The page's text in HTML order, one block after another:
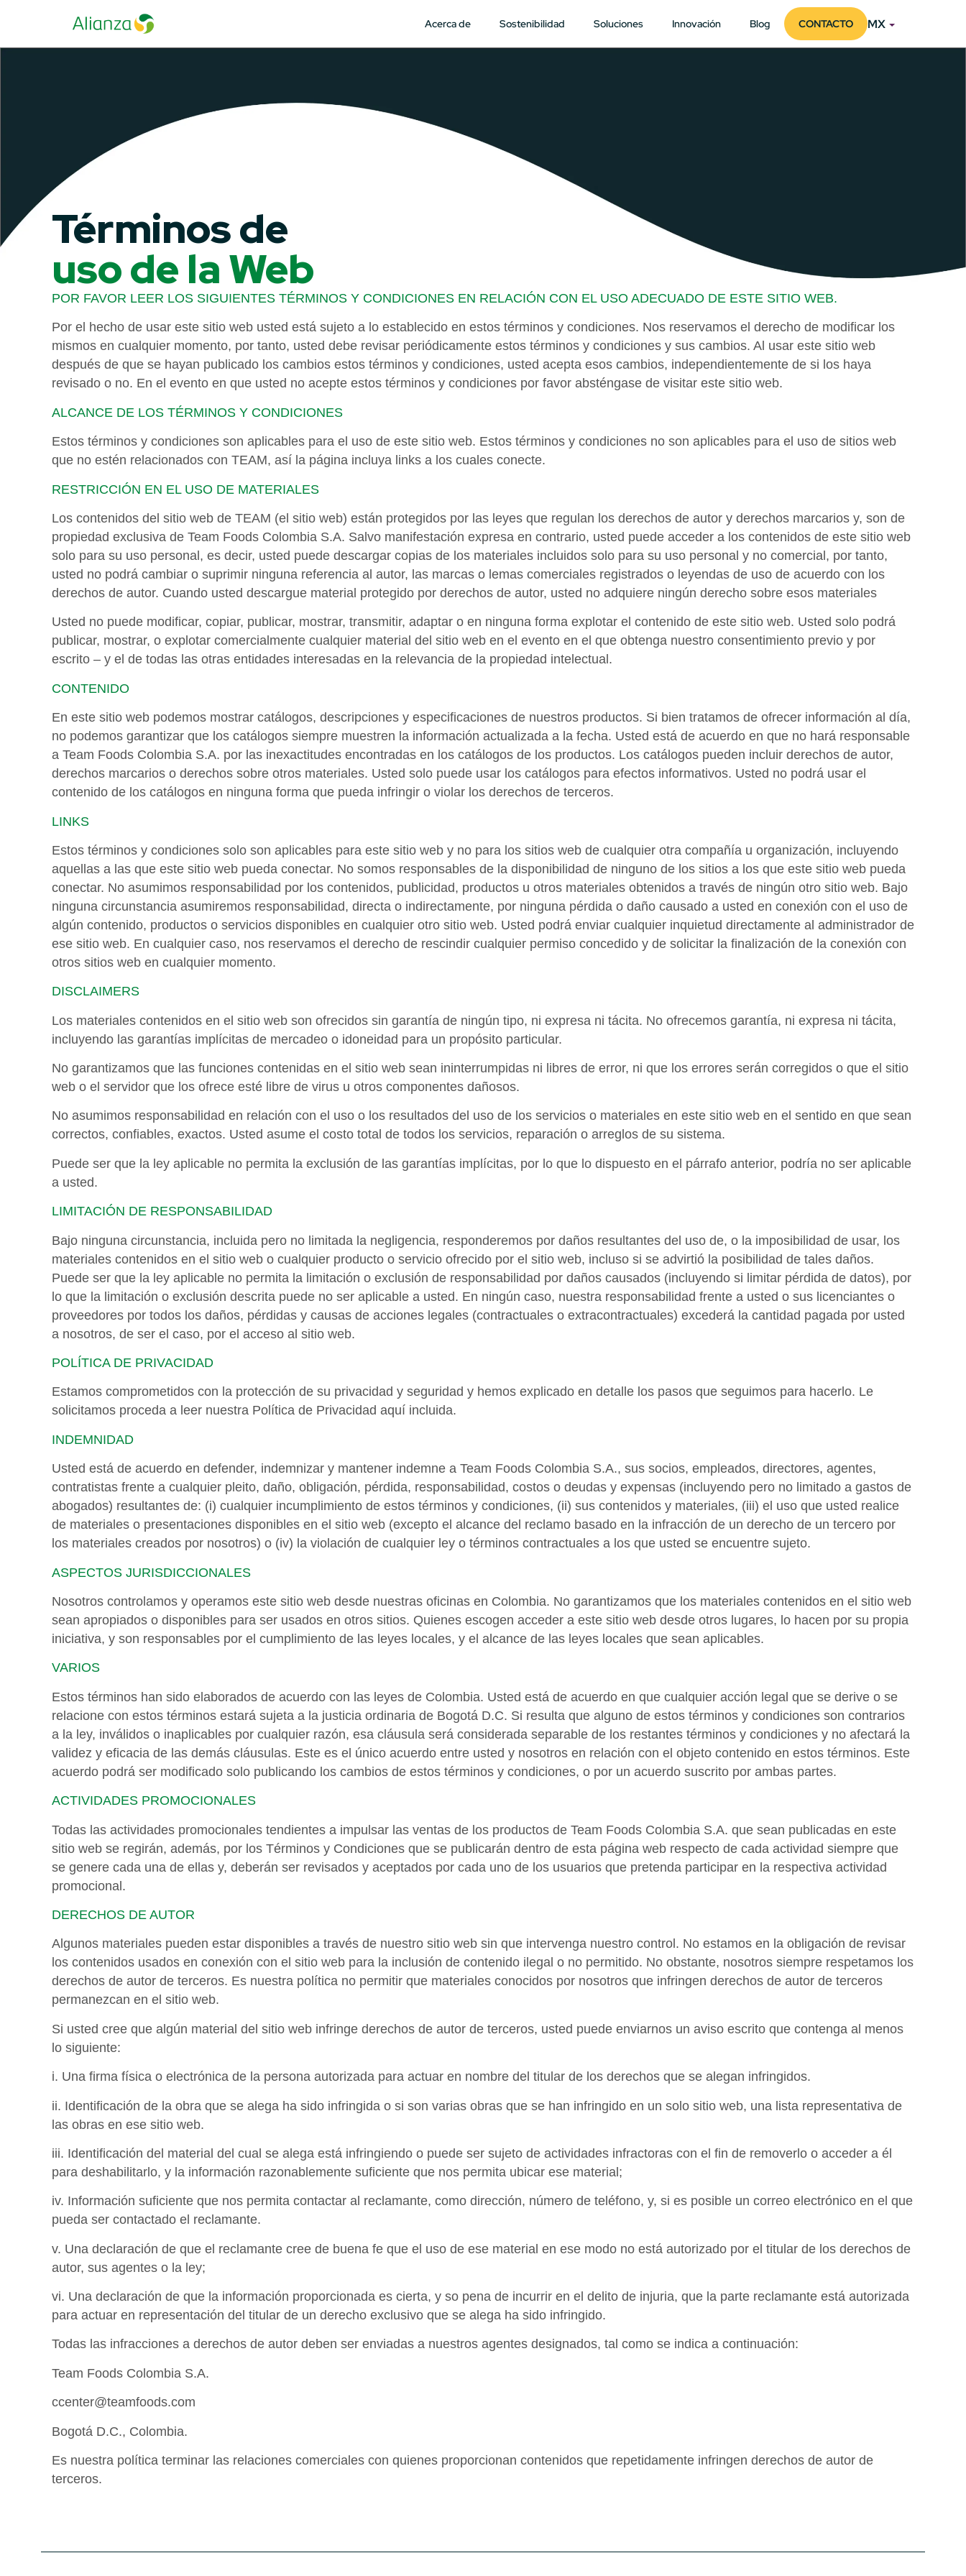
Acerca de Sostenibilidad Soluciones Innovación Blog CONTACTO MX
Términos de
uso de la Web
POR FAVOR LEER LOS SIGUIENTES TÉRMINOS Y CONDICIONES EN RELACIÓN CON EL USO ADECUADO DE ESTE SITIO WEB.
Por el hecho de usar este sitio web usted está sujeto a lo establecido en estos términos y condiciones. Nos reservamos el derecho de modificar los
mismos en cualquier momento, por tanto, usted debe revisar periódicamente estos términos y condiciones y sus cambios. Al usar este sitio web
después de que se hayan publicado los cambios estos términos y condiciones, usted acepta esos cambios, independientemente de si los haya
revisado o no. En el evento en que usted no acepte estos términos y condiciones por favor absténgase de visitar este sitio web.
ALCANCE DE LOS TÉRMINOS Y CONDICIONES
Estos términos y condiciones son aplicables para el uso de este sitio web. Estos términos y condiciones no son aplicables para el uso de sitios web
que no estén relacionados con TEAM, así la página incluya links a los cuales conecte.
RESTRICCIÓN EN EL USO DE MATERIALES
Los contenidos del sitio web de TEAM (el sitio web) están protegidos por las leyes que regulan los derechos de autor y derechos marcarios y, son de
propiedad exclusiva de Team Foods Colombia S.A. Salvo manifestación expresa en contrario, usted puede acceder a los contenidos de este sitio web
solo para su uso personal, es decir, usted puede descargar copias de los materiales incluidos solo para su uso personal y no comercial, por tanto,
usted no podrá cambiar o suprimir ninguna referencia al autor, las marcas o lemas comerciales registrados o leyendas de uso de acuerdo con los
derechos de autor. Cuando usted descargue material protegido por derechos de autor, usted no adquiere ningún derecho sobre esos materiales
Usted no puede modificar, copiar, publicar, mostrar, transmitir, adaptar o en ninguna forma explotar el contenido de este sitio web. Usted solo podrá
publicar, mostrar, o explotar comercialmente cualquier material del sitio web en el evento en el que obtenga nuestro consentimiento previo y por
escrito – y el de todas las otras entidades interesadas en la relevancia de la propiedad intelectual.
CONTENIDO
En este sitio web podemos mostrar catálogos, descripciones y especificaciones de nuestros productos. Si bien tratamos de ofrecer información al día,
no podemos garantizar que los catálogos siempre muestren la información actualizada a la fecha. Usted está de acuerdo en que no hará responsable
a Team Foods Colombia S.A. por las inexactitudes encontradas en los catálogos de los productos. Los catálogos pueden incluir derechos de autor,
derechos marcarios o derechos sobre otros materiales. Usted solo puede usar los catálogos para efectos informativos. Usted no podrá usar el
contenido de los catálogos en ninguna forma que pueda infringir o violar los derechos de terceros.
LINKS
Estos términos y condiciones solo son aplicables para este sitio web y no para los sitios web de cualquier otra compañía u organización, incluyendo
aquellas a las que este sitio web pueda conectar. No somos responsables de la disponibilidad de ninguno de los sitios a los que este sitio web pueda
conectar. No asumimos responsabilidad por los contenidos, publicidad, productos u otros materiales obtenidos a través de ningún otro sitio web. Bajo
ninguna circunstancia asumiremos responsabilidad, directa o indirectamente, por ninguna pérdida o daño causado a usted en conexión con el uso de
algún contenido, productos o servicios disponibles en cualquier otro sitio web. Usted podrá enviar cualquier inquietud directamente al administrador de
ese sitio web. En cualquier caso, nos reservamos el derecho de rescindir cualquier permiso concedido y de solicitar la finalización de la conexión con
otros sitios web en cualquier momento.
DISCLAIMERS
Los materiales contenidos en el sitio web son ofrecidos sin garantía de ningún tipo, ni expresa ni tácita. No ofrecemos garantía, ni expresa ni tácita,
incluyendo las garantías implícitas de mercadeo o idoneidad para un propósito particular.
No garantizamos que las funciones contenidas en el sitio web sean ininterrumpidas ni libres de error, ni que los errores serán corregidos o que el sitio
web o el servidor que los ofrece esté libre de virus u otros componentes dañosos.
No asumimos responsabilidad en relación con el uso o los resultados del uso de los servicios o materiales en este sitio web en el sentido en que sean
correctos, confiables, exactos. Usted asume el costo total de todos los servicios, reparación o arreglos de su sistema.
Puede ser que la ley aplicable no permita la exclusión de las garantías implícitas, por lo que lo dispuesto en el párrafo anterior, podría no ser aplicable
a usted.
LIMITACIÓN DE RESPONSABILIDAD
Bajo ninguna circunstancia, incluida pero no limitada la negligencia, responderemos por daños resultantes del uso de, o la imposibilidad de usar, los
materiales contenidos en el sitio web o cualquier producto o servicio ofrecido por el sitio web, incluso si se advirtió la posibilidad de tales daños.
Puede ser que la ley aplicable no permita la limitación o exclusión de responsabilidad por daños causados (incluyendo si limitar pérdida de datos), por
lo que la limitación o exclusión descrita puede no ser aplicable a usted. En ningún caso, nuestra responsabilidad frente a usted o sus licenciantes o
proveedores por todos los daños, pérdidas y causas de acciones legales (contractuales o extracontractuales) excederá la cantidad pagada por usted
a nosotros, de ser el caso, por el acceso al sitio web.
POLÍTICA DE PRIVACIDAD
Estamos comprometidos con la protección de su privacidad y seguridad y hemos explicado en detalle los pasos que seguimos para hacerlo. Le
solicitamos proceda a leer nuestra Política de Privacidad aquí incluida.
INDEMNIDAD
Usted está de acuerdo en defender, indemnizar y mantener indemne a Team Foods Colombia S.A., sus socios, empleados, directores, agentes,
contratistas frente a cualquier pleito, daño, obligación, pérdida, responsabilidad, costos o deudas y expensas (incluyendo pero no limitado a gastos de
abogados) resultantes de: (i) cualquier incumplimiento de estos términos y condiciones, (ii) sus contenidos y materiales, (iii) el uso que usted realice
de materiales o presentaciones disponibles en el sitio web (excepto el alcance del reclamo basado en la infracción de un derecho de un tercero por
los materiales creados por nosotros) o (iv) la violación de cualquier ley o términos contractuales a los que usted se encuentre sujeto.
ASPECTOS JURISDICCIONALES
Nosotros controlamos y operamos este sitio web desde nuestras oficinas en Colombia. No garantizamos que los materiales contenidos en el sitio web
sean apropiados o disponibles para ser usados en otros sitios. Quienes escogen acceder a este sitio web desde otros lugares, lo hacen por su propia
iniciativa, y son responsables por el cumplimiento de las leyes locales, y el alcance de las leyes locales que sean aplicables.
VARIOS
Estos términos han sido elaborados de acuerdo con las leyes de Colombia. Usted está de acuerdo en que cualquier acción legal que se derive o se
relacione con estos términos estará sujeta a la justicia ordinaria de Bogotá D.C. Si resulta que alguno de estos términos y condiciones son contrarios
a la ley, inválidos o inaplicables por cualquier razón, esa cláusula será considerada separable de los restantes términos y condiciones y no afectará la
validez y eficacia de las demás cláusulas. Este es el único acuerdo entre usted y nosotros en relación con el objeto contenido en estos términos. Este
acuerdo podrá ser modificado solo publicando los cambios de estos términos y condiciones, o por un acuerdo suscrito por ambas partes.
ACTIVIDADES PROMOCIONALES
Todas las actividades promocionales tendientes a impulsar las ventas de los productos de Team Foods Colombia S.A. que sean publicadas en este
sitio web se regirán, además, por los Términos y Condiciones que se publicarán dentro de esta página web respecto de cada actividad siempre que
se genere cada una de ellas y, deberán ser revisados y aceptados por cada uno de los usuarios que pretenda participar en la respectiva actividad
promocional.
DERECHOS DE AUTOR
Algunos materiales pueden estar disponibles a través de nuestro sitio web sin que intervenga nuestro control. No estamos en la obligación de revisar
los contenidos usados en conexión con el sitio web para la inclusión de contenido ilegal o no permitido. No obstante, nosotros siempre respetamos los
derechos de autor de terceros. Es nuestra política no permitir que materiales conocidos por nosotros que infringen derechos de autor de terceros
permanezcan en el sitio web.
Si usted cree que algún material del sitio web infringe derechos de autor de terceros, usted puede enviarnos un aviso escrito que contenga al menos
lo siguiente:
i. Una firma física o electrónica de la persona autorizada para actuar en nombre del titular de los derechos que se alegan infringidos.
ii. Identificación de la obra que se alega ha sido infringida o si son varias obras que se han infringido en un solo sitio web, una lista representativa de
las obras en ese sitio web.
iii. Identificación del material del cual se alega está infringiendo o puede ser sujeto de actividades infractoras con el fin de removerlo o acceder a él
para deshabilitarlo, y la información razonablemente suficiente que nos permita ubicar ese material;
iv. Información suficiente que nos permita contactar al reclamante, como dirección, número de teléfono, y, si es posible un correo electrónico en el que
pueda ser contactado el reclamante.
v. Una declaración de que el reclamante cree de buena fe que el uso de ese material en ese modo no está autorizado por el titular de los derechos de
autor, sus agentes o la ley;
vi. Una declaración de que la información proporcionada es cierta, y so pena de incurrir en el delito de injuria, que la parte reclamante está autorizada
para actuar en representación del titular de un derecho exclusivo que se alega ha sido infringido.
Todas las infracciones a derechos de autor deben ser enviadas a nuestros agentes designados, tal como se indica a continuación:
Team Foods Colombia S.A.
ccenter@teamfoods.com
Bogotá D.C., Colombia.
Es nuestra política terminar las relaciones comerciales con quienes proporcionan contenidos que repetidamente infringen derechos de autor de
terceros.